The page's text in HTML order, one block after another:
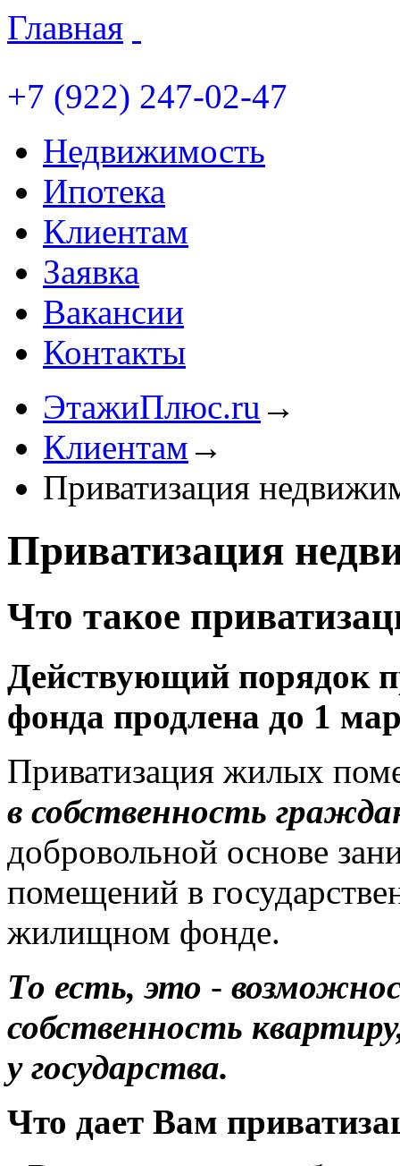
Главная
+7 (922) 247-02-47
Недвижимость
Ипотека
Клиентам
Заявка
Вакансии
Контакты
ЭтажиПлюс.ru →
Клиентам →
Приватизация
Приватизация
Что такое
Действующий порядок
фонда продлена до 1
Приватизация жилых
в собственность
добровольной основе
помещений в
жилищном фонде.
То есть, это -
собственность
у государства.
Что дает Вам